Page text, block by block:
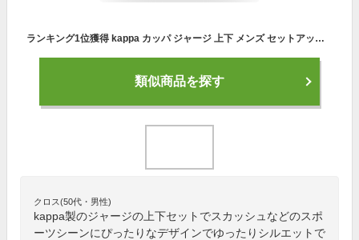
ランキング1位獲得 kappa カッパ ジャージ 上下 メンズ セットアップ ジヤージ 下 スポーツウェア ランニングウェア トレーニングウェア ブランド おしゃれ トップス パンツ 長袖 大きいサイズ ゆったり かっこいい 散歩 別注 M L LL XL 2L 3L 春 夏 秋 冬 最強配送 RSL
類似商品を探す
クロス(50代・男性)
kappa製のジャージの上下セットでスカッシュなどのスポ
ーツシーンにぴったりなデザインでゆったりシルエットで